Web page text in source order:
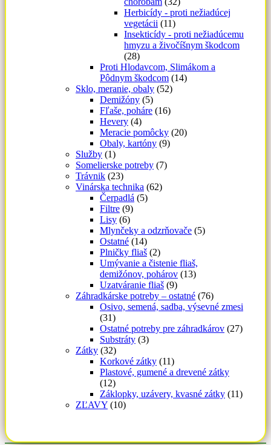
Herbicídy - proti nežiadúcej
vegetácii (11)
Insekticídy - proti nežiadúcemu
hmyzu a živočíšnym škodcom
(28)
Proti Hlodavcom, Slimákom a
Pôdnym škodcom (14)
Sklo, meranie, obaly (52)
Demižóny (5)
Fľaše, poháre (16)
Hevery (4)
Meracie pomôcky (20)
Obaly, kartóny (9)
Služby (1)
Somelierske potreby (7)
Trávnik (23)
Vinárska technika (62)
Čerpadlá (5)
Filtre (9)
Lisy (6)
Mlynčeky a odzrňovače (5)
Ostatné (14)
Plničky fliaš (2)
Umývanie a čistenie fliaš,
demižónov, pohárov (13)
Uzatváranie fliaš (9)
Záhradkárske potreby – ostatné (76)
Osivo, semená, sadba, výsevné zmesi
(31)
Ostatné potreby pre záhradkárov (27)
Substráty (3)
Zátky (32)
Korkové zátky (11)
Plastové, gumené a drevené zátky
(12)
Záklopky, uzávery, kvasné zátky (11)
ZĽAVY (10)